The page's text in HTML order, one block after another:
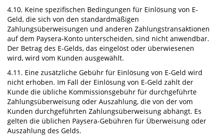
4.10. Keine spezifischen Bedingungen für Einlösung von E-
Geld, die sich von den standardmäßigen
Zahlungsüberweisungen und anderen Zahlungstransaktionen
auf dem Paysera-Konto unterscheiden, sind nicht anwendbar.
Der Betrag des E-Gelds, das eingelöst oder überwiesenen
wird, wird vom Kunden ausgewählt.
4.11. Eine zusätzliche Gebühr für Einlösung von E-Geld wird
nicht erhoben. Im Fall der Einlösung von E-Geld zahlt der
Kunde die übliche Kommissionsgebühr für durchgeführte
Zahlungsüberweisung oder Auszahlung, die von der vom
Kunden durchgeführten Zahlungsüberweisung abhängt. Es
gelten die üblichen Paysera-Gebühren für Überweisung oder
Auszahlung des Gelds.